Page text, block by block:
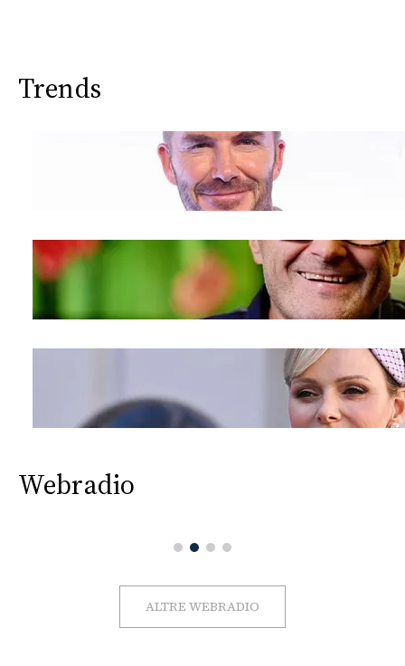
Trends
Webradio
ALTRE WEBRADIO